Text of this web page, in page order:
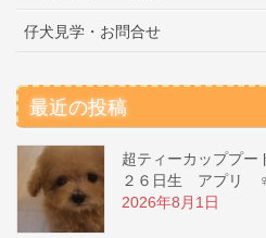
仔犬見学・お問合せ
最近の投稿
超ティーカッププ
２６日生 アプリ
2026年8月1日